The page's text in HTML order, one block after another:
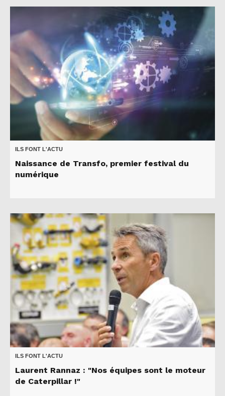
ILS FONT L'ACTU
Naissance de Transfo, premier festival du
numérique
ILS FONT L'ACTU
Laurent Rannaz : "Nos équipes sont le moteur
de Caterpillar !"